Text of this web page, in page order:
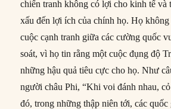
chiến tranh không có lợi cho kinh tế và
xấu đến lợi ích của chính họ. Họ
cuộc cạnh tranh giữa các cường quốc
soát, vì họ tin rằng một cuộc đụng độ
những hậu quả tiêu cực cho họ. Như
người châu Phi, “Khi voi đánh nhau,
đó, trong những thập niên tới, các quốc